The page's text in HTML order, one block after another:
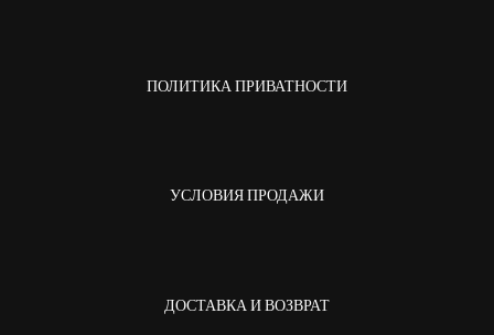
ПОЛИТИКА ПРИВАТНОСТИ
УСЛОВИЯ ПРОДАЖИ
ДОСТАВКА И ВОЗВРАТ